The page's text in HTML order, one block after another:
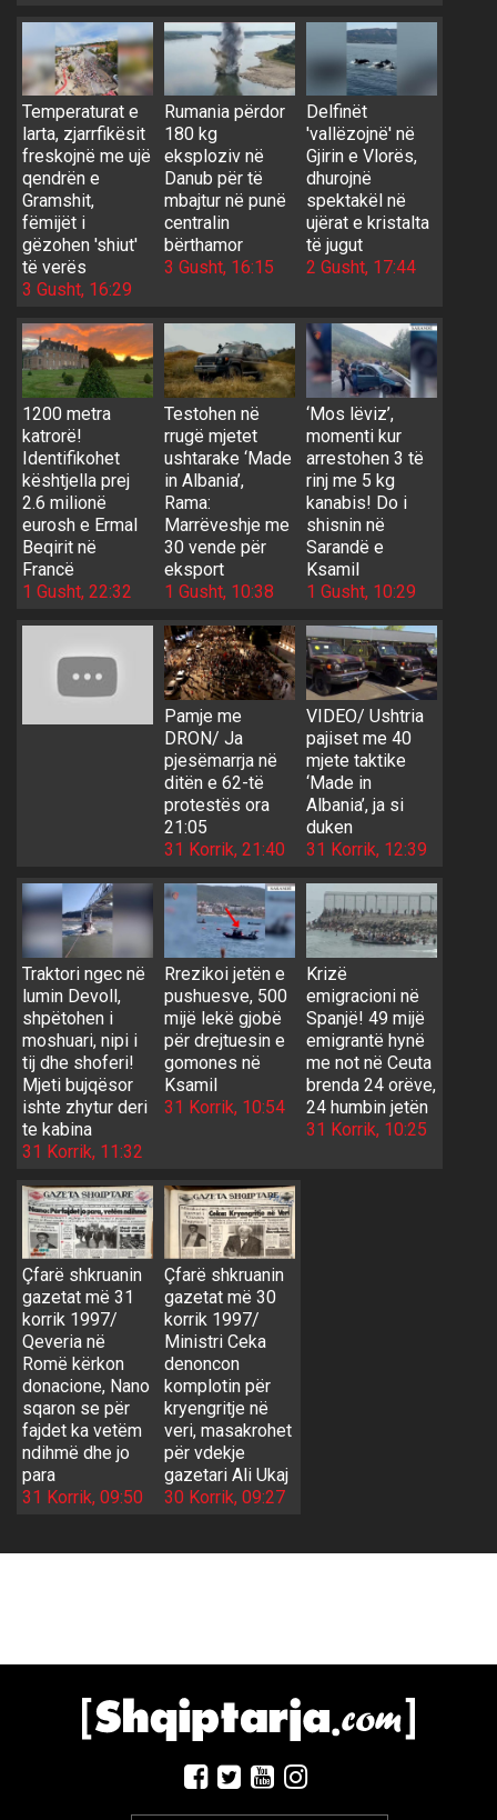
Temperaturat e
larta, zjarrfikësit
freskojnë me ujë
qendrën e
Gramshit,
fëmijët i
gëzohen 'shiut'
të verës
3 Gusht, 16:29
Rumania përdor
180 kg
eksploziv në
Danub për të
mbajtur në punë
centralin
bërthamor
3 Gusht, 16:15
Delfinët
'vallëzojnë' në
Gjirin e Vlorës,
dhurojnë
spektakël në
ujërat e kristalta
të jugut
2 Gusht, 17:44
1200 metra
katrorë!
Identifikohet
kështjella prej
2.6 milionë
eurosh e Ermal
Beqirit në
Francë
1 Gusht, 22:32
Testohen në
rrugë mjetet
ushtarake ‘Made
in Albania’,
Rama:
Marrëveshje me
30 vende për
eksport
1 Gusht, 10:38
‘Mos lëviz’,
momenti kur
arrestohen 3 të
rinj me 5 kg
kanabis! Do i
shisnin në
Sarandë e
Ksamil
1 Gusht, 10:29
Pamje me
DRON/ Ja
pjesëmarrja në
ditën e 62-të
protestës ora
21:05
31 Korrik, 21:40
VIDEO/ Ushtria
pajiset me 40
mjete taktike
‘Made in
Albania’, ja si
duken
31 Korrik, 12:39
Traktori ngec në
lumin Devoll,
shpëtohen i
moshuari, nipi i
tij dhe shoferi!
Mjeti bujqësor
ishte zhytur deri
te kabina
31 Korrik, 11:32
Rrezikoi jetën e
pushuesve, 500
mijë lekë gjobë
për drejtuesin e
gomones në
Ksamil
31 Korrik, 10:54
Krizë
emigracioni në
Spanjë! 49 mijë
emigrantë hynë
me not në Ceuta
brenda 24 orëve,
24 humbin jetën
31 Korrik, 10:25
Çfarë shkruanin
gazetat më 31
korrik 1997/
Qeveria në
Romë kërkon
donacione, Nano
sqaron se për
fajdet ka vetëm
ndihmë dhe jo
para
31 Korrik, 09:50
Çfarë shkruanin
gazetat më 30
korrik 1997/
Ministri Ceka
denoncon
komplotin për
kryengritje në
veri, masakrohet
për vdekje
gazetari Ali Ukaj
30 Korrik, 09:27